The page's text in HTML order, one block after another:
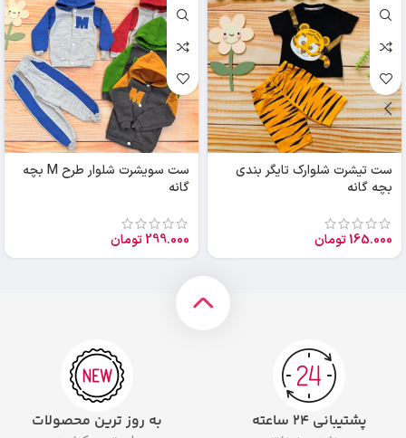
ست تیشرت شلوارک تایگر بندی
بچه گانه
165.000تومان
ست سویشرت شلوار طرح M بچه
گانه
299.000تومان
پشتیبانی ۲۴ ساعته به روز ترین محصولات